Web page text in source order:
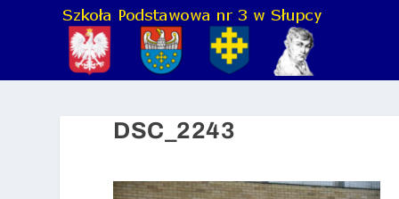
DSC_2243